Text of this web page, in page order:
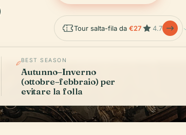
Tour salta-fila da€27 4.7
BEST SEASON
Autunno–Inverno
(ottobre–febbraio) per
evitare la folla